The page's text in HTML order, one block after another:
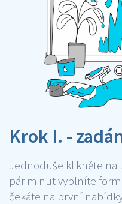
Krok I. -
Jednoduše klikněte na
pár minut vyplníte
čekáte na první